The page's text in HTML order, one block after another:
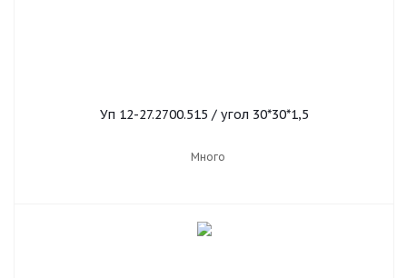
Уп 12-27.2700.515 / угол 30*30*1,5
Много